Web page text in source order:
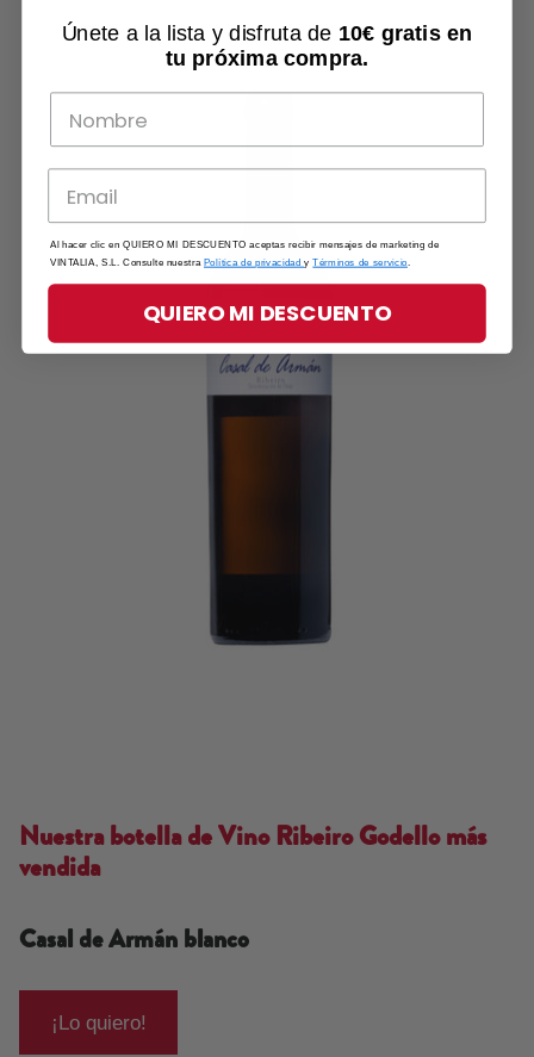
Nuestra botella de Vino Ribeiro Godello más
vendida
Casal de Armán blanco
¡Lo quiero!
Únete a la lista y disfruta de 10€ gratis en
tu próxima compra.
Al hacer clic en QUIERO MI DESCUENTO aceptas recibir mensajes de marketing de
VINTALIA, S.L. Consulte nuestra Política de privacidadyTérminos de servicio
QUIERO MI DESCUENTO